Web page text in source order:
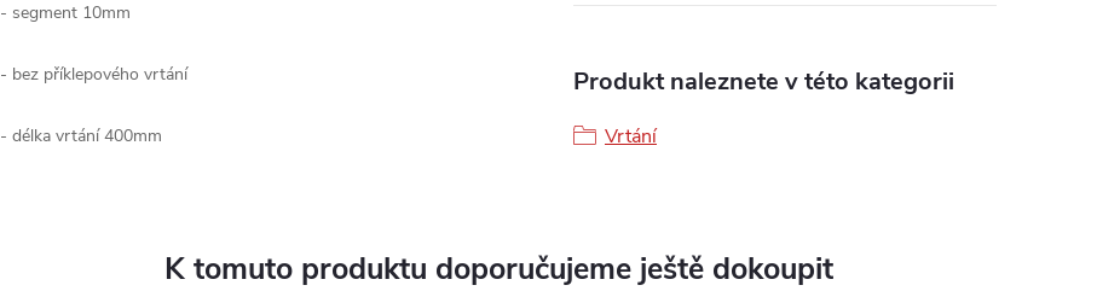
- segment 10mm
- bez příklepového vrtání
- délka vrtání 400mm
Produkt naleznete v této kategorii
Vrtání
K tomuto produktu doporučujeme ještě dokoupit